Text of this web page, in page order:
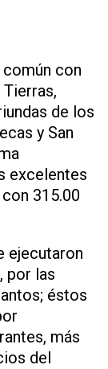
con
de los
y San
excelentes
315.00
ejecutaron
por las
éstos
más
del